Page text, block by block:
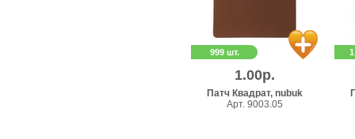
999 шт.
1.00р.
Патч Квадрат, nubuk
Арт. 9003.05